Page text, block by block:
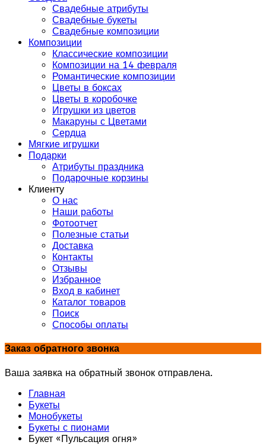
Свадебные атрибуты
Свадебные букеты
Свадебные композиции
Композиции
Классические композиции
Композиции на 14 февраля
Романтические композиции
Цветы в боксах
Цветы в коробочке
Игрушки из цветов
Макаруны с Цветами
Сердца
Мягкие игрушки
Подарки
Атрибуты праздника
Подарочные корзины
Клиенту
О нас
Наши работы
Фотоотчет
Полезные статьи
Доставка
Контакты
Отзывы
Избранное
Вход в кабинет
Каталог товаров
Поиск
Способы оплаты
Заказ обратного звонка
Ваша заявка на обратный звонок отправлена.
Главная
Букеты
Монобукеты
Букеты с пионами
Букет «Пульсация огня»